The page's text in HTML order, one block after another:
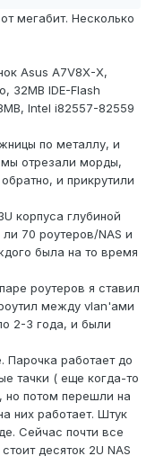
мегабит. Несколько
Asus A7V8X-X,
32MB IDE-Flash
Intel i82557-82559
по металлу, и
мы отрезали морды,
и прикрутили
корпуса глубиной
70 роутеров/NAS и
была на то время
роутеров я ставил
между vlan'ами
2-3 года, и были
Парочка работает до
тачки ( еще когда-то
но потом перешли на
них работает. Штук
Сейчас почти все
десяток 2U NAS